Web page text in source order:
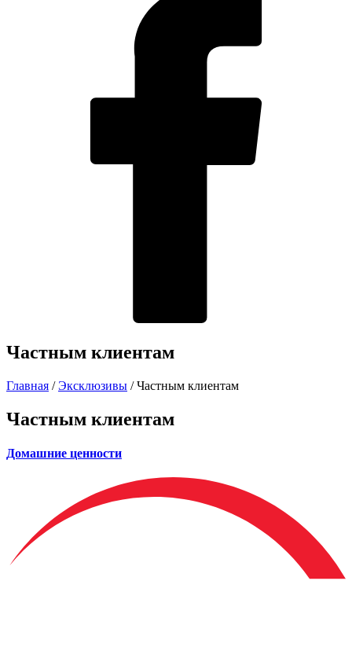
Частным клиентам
Главная /Эксклюзивы /Частным клиентам
Частным клиентам
Домашние ценности